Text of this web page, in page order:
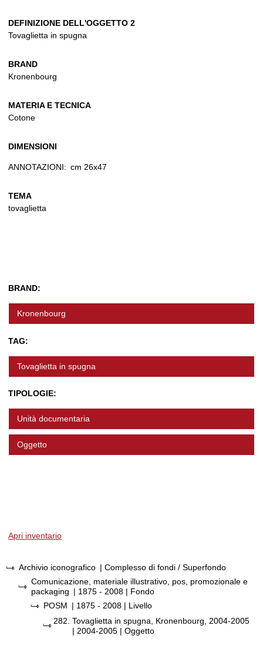
DEFINIZIONE DELL'OGGETTO 2
Tovaglietta in spugna
BRAND
Kronenbourg
MATERIA E TECNICA
Cotone
DIMENSIONI
ANNOTAZIONI: cm 26x47
TEMA
tovaglietta
BRAND:
Kronenbourg
TAG:
Tovaglietta in spugna
TIPOLOGIE:
Unità documentaria
Oggetto
Apri inventario
Archivio iconografico | Complesso di fondi / Superfondo
Comunicazione, materiale illustrativo, pos, promozionale e
packaging | 1875 - 2008 | Fondo
POSM | 1875 - 2008 | Livello
282. Tovaglietta in spugna, Kronenbourg, 2004-2005
| 2004-2005 | Oggetto